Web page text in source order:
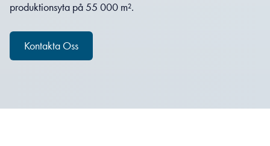
produktionsyta på 55 000 m².
Kontakta Oss